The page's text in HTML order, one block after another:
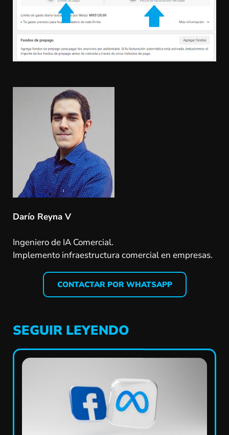
Darío Reyna V
Ingeniero de IA Comercial.
Implemento infraestructura comercial en empresas.
CONTACTAR POR WHATSAPP
SEGUIR LEYENDO